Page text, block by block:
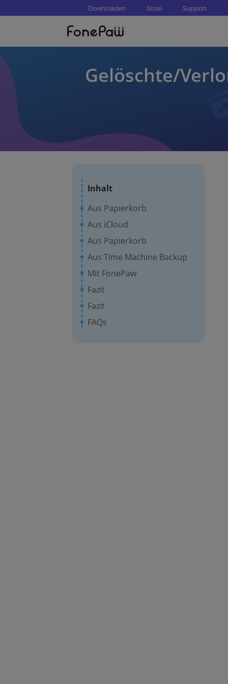
Downloaden Store Support
Gelöschte/
Inhalt
Aus Papierkorb
Aus iCloud
Aus Papierkorb
Aus Time Machine Backup
Mit FonePaw
Fazit
Fazit
FAQs